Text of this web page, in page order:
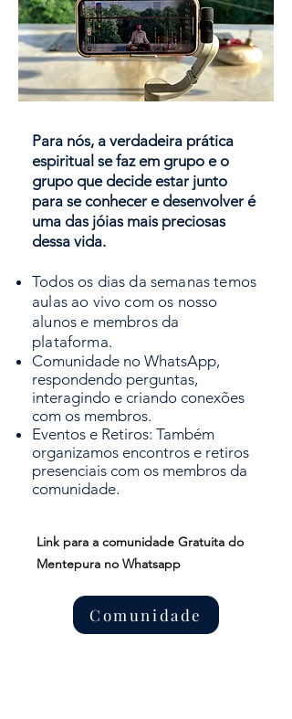
Para nós, a verdadeira prática
espiritual se faz em grupo e o
grupo que decide estar junto
para se conhecer e desenvolver é
uma das jóias mais preciosas
dessa vida.
Todos os dias da semanas temos
aulas ao vivo com os nosso
alunos e membros da
plataforma.
Comunidade no WhatsApp,
respondendo perguntas,
interagindo e criando conexões
com os membros.
Eventos e Retiros: Também
organizamos encontros e retiros
presenciais com os membros da
comunidade.
Link para a comunidade Gratuita do
Mentepura no Whatsapp
Comunidade